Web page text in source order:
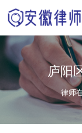
庐阳
律师